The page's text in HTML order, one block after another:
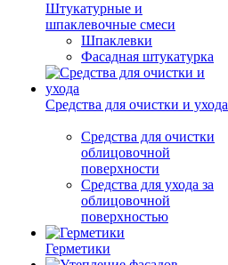
Штукатурные и
шпаклевочные смеси
Шпаклевки
Фасадная штукатурка
Средства для очистки и ухода
Средства для очистки
облицовочной
поверхности
Средства для ухода за
облицовочной
поверхностью
Герметики